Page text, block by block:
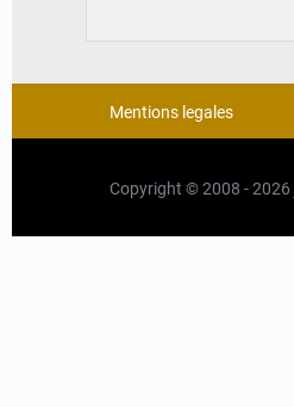
Mentions legales
Copyright © 2008 - 2026